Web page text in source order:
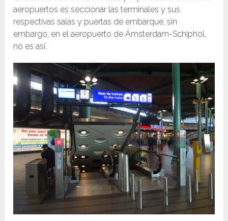
aeropuertos es seccionar las terminales y sus
respectivas salas y puertas de embarque, sin
embargo, en el aeropuerto de Ámsterdam-Schiphol,
no es así.